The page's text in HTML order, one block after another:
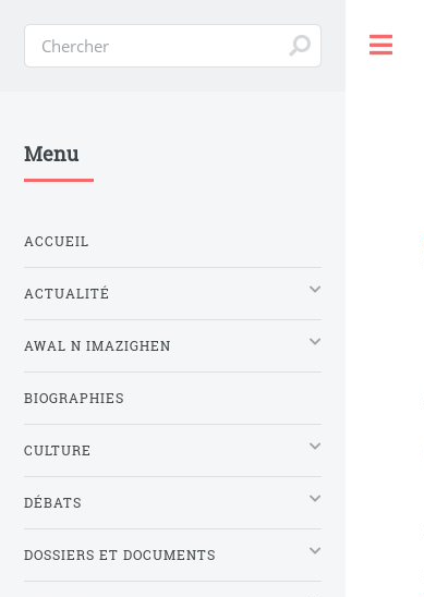
Menu
ACCUEIL
ACTUALITÉ
AWAL N IMAZIGHEN
BIOGRAPHIES
CULTURE
DÉBATS
DOSSIERS ET DOCUMENTS